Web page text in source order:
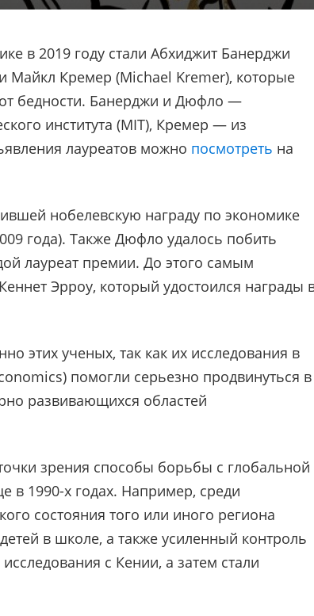
в 2019 году стали Абхиджит Банерджи
Майкл Кремер (Michael Kremer), которые
бедности. Банерджи и Дюфло —
института (MIT), Кремер — из
лауреатов можно посмотреть на
нобелевскую награду по экономике
года). Также Дюфло удалось побить
лауреат премии. До этого самым
Эрроу, который удостоился награды
этих ученых, так как их исследования в
помогли серьезно продвинуться в
развивающихся областей
зрения способы борьбы с глобальной
1990-х годах. Например, среди
состояния того или иного региона
в школе, а также усиленный контроль
с Кении, а затем стали